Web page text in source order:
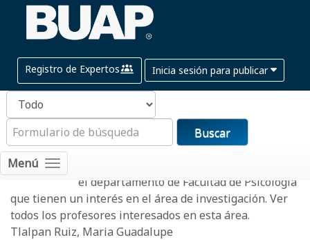
Registro de Expertos Inicia sesión para publicar
Buscar
Menú
Intervención
el departamento de Facultad de Psicología
que tienen un interés en el área de investigación. Ver
todos los profesores interesados ​​en esta área.
Tlalpan Ruiz, Maria Guadalupe